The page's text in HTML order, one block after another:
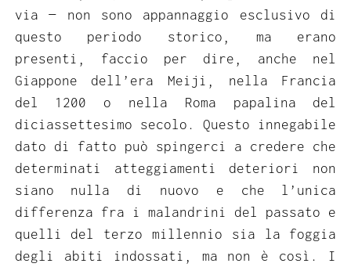
via — non sono appannaggio esclusivo di
questo periodo storico, ma erano
presenti, faccio per dire, anche nel
Giappone dell’era Meiji, nella Francia
del 1200 o nella Roma papalina del
diciassettesimo secolo. Questo innegabile
dato di fatto può spingerci a credere che
determinati atteggiamenti deteriori non
siano nulla di nuovo e che l’unica
differenza fra i malandrini del passato e
quelli del terzo millennio sia la foggia
degli abiti indossati, ma non è così. I